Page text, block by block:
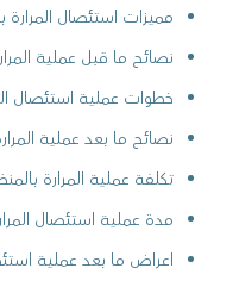
مميزات استئصال المرارة
نصائح ما قبل عملية
خطوات عملية استئصال
نصائح ما بعد عملية
تكلفة عملية المرارة
مدة عملية استئصال
اعراض ما بعد عملية